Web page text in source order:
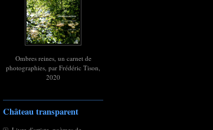
Ombres reines, un carnet de
photographies, par Frédéric Tison,
2020
Château transparent